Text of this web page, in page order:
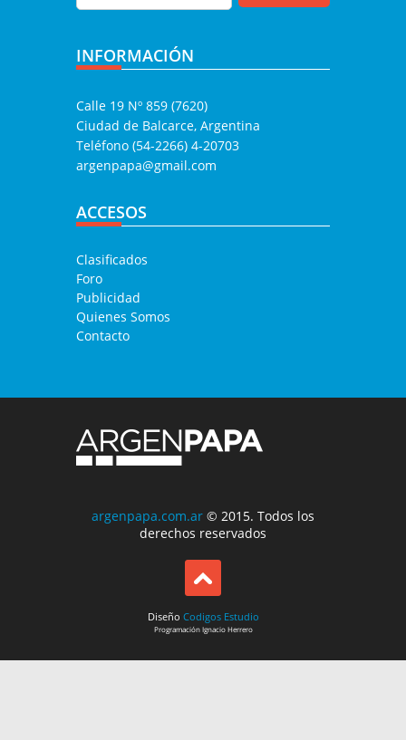
INFORMACIÓN
Calle 19 Nº 859 (7620)
Ciudad de Balcarce, Argentina
Teléfono (54-2266) 4-20703
argenpapa@gmail.com
ACCESOS
Clasificados
Foro
Publicidad
Quienes Somos
Contacto
argenpapa.com.ar © 2015. Todos los
derechos reservados
Diseño Codigos Estudio
ProgramaciónIgnacio Herrero